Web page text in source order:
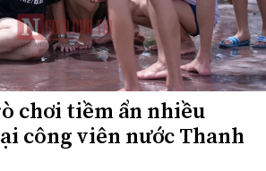
chơi tiềm ẩn nhiều
công viên nước Thanh